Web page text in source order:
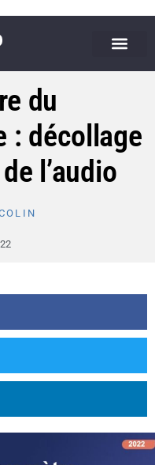
du
: décollage
l’audio